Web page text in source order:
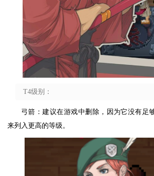
T4级别：
弓箭：建议在游戏中删除，因为它没有足
来列入更高的等级。